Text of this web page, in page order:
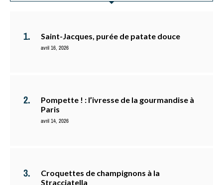
Saint-Jacques, purée de patate douce
avril 16, 2026
Pompette ! : l’ivresse de la gourmandise à
Paris
avril 14, 2026
Croquettes de champignons à la
Stracciatella